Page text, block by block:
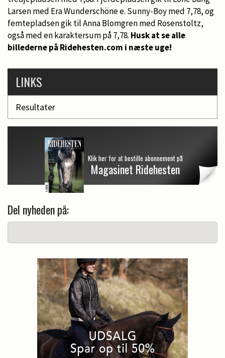
Larsen med Era Wunderschöne e. Sunny-Boy med 7,78, og
femtepladsen gik til Anna Blomgren med Rosenstoltz,
også med en karaktersum på 7,78. Husk at se alle
billederne på Ridehesten.com i næste uge!
LINKS
Resultater
Klik her for at bestille abonnement på
Magasinet Ridehesten
Del nyheden på: